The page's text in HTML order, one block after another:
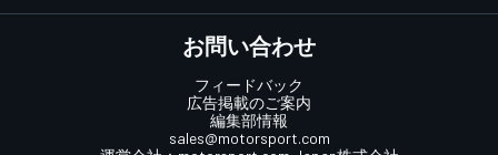
お問い合わせ
フィードバック
広告掲載のご案内
編集部情報
sales@motorsport.com